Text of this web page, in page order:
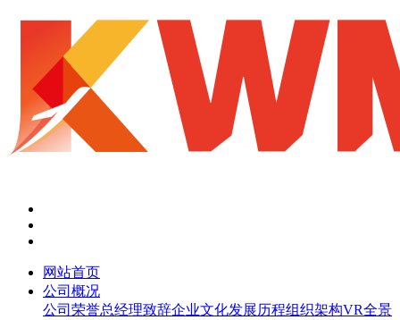
网站首页
公司概况
公司荣誉总经理致辞企业文化发展历程组织架构VR全景